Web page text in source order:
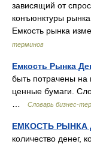
зависящий от
конъюнктуры
Емкость рынка
терминов
Емкость Рынка
быть потрачены на
ценные бумаги.
Словарь бизнес-
ЕМКОСТЬ РЫНКА
количество денег,